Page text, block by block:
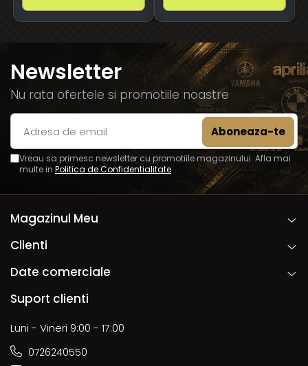
Newsletter
Nu rata ofertele si promotiile noastre
Vreau sa primesc newsletter cu promotiile magazinului. Afla mai
multe in Politica de Confidentialitate
Magazinul Meu
Clienti
Date comerciale
Suport clienti
Luni - Vineri 9:00 - 17:00
0726240550